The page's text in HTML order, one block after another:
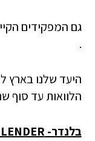
גם המפקידים
.
הלוואות עד סוף שנת
בלנדר-